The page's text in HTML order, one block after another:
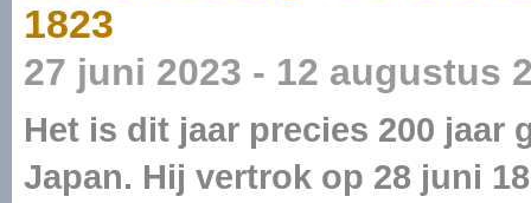
1823
27 juni 2023 - 12 augustus
Het is dit jaar precies 200 jaar
Japan. Hij vertrok op 28 juni